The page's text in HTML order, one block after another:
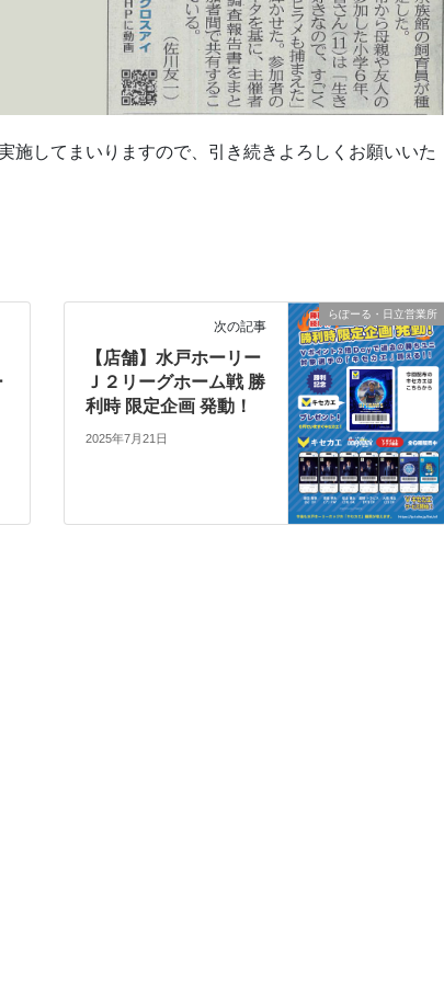
施してまいりますので、引き続きよろしくお願いいた
らぽーる・日立営業所
次の記事
【店舗】水戸ホーリー
Ｊ２リーグホーム戦 勝
利時 限定企画 発動！
2025年7月21日